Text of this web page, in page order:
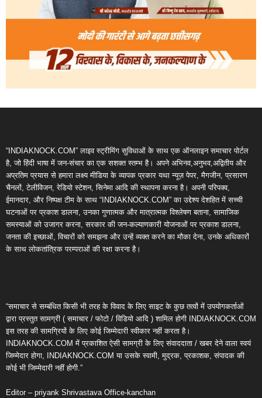
“INDIAKNOCK.COM” लाइव स्ट्रीमिंग सुविधाओं के साथ एक ऑनलाइन समाचार पोर्टल
है, जो हिंदी भाषा में जन-संचार का एक सशक्त स्तम्भ है। अपने अभिनव,अनुभव,अद्वितीय और
अप्रतिम प्रयास से हमारा लक्ष्य मीडिया के व्यापक प्रकार यथा न्यूज़ पेपर, मैगजीन, प्रसारण
चैनलों, टेलीविजन, रेडियो स्टेशन, सिनेमा आदि की स्थापना करना है। अपनी परिपक्व,
ईमानदार, और निष्पक्ष टीम के साथ “INDIAKNOCK.COM” का उद्देश्य देशहित में सच्ची
घटनाओं पर प्रकाश डालना, उनका गुणात्मक और मात्रात्मक विश्लेषण बताना, सामाजिक
समस्याओं को उजागर करना, सरकार की जन-कल्याणकारी योजनाओं पर प्रकाश डालना,
जनता की इच्छाओं, विचारों को समझना और उन्हें व्यक्त करने का मौका देना, उनके अधिकारों
के साथ लोकतांत्रिक परम्पराओं की रक्षा करना है।
“समाचार से सम्बंधित किसी भी तरह के विवाद के लिए साइट के कुछ तत्वों में उपयोगकर्ताओं
द्वारा प्रस्तुत सामग्री ( समाचार / फोटो / विडियो आदि ) शामिल होगी INDIAKNOCK.COM
इस तरह की सामग्रियों के लिए कोई जिम्मेदारी स्वीकार नहीं करता है।
INDIAKNOCK.COM में प्रकाशित ऐसी सामग्री के लिए संवाददाता / खबर देने वाला स्वयं
जिम्मेदार होगा, INDIAKNOCK.COM या उसके स्वामी, मुद्रक, प्रकाशक, संपादक की
कोई भी जिम्मेदारी नहीं होगी.”
Editor – priyank Shrivastava Office-kanchan